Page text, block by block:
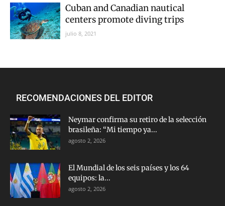
Cuban and Canadian nautical
centers promote diving trips
julio 8, 2021
RECOMENDACIONES DEL EDITOR
Neymar confirma su retiro de la selección
brasileña: “Mi tiempo ya...
agosto 2, 2026
El Mundial de los seis países y los 64
equipos: la...
agosto 2, 2026